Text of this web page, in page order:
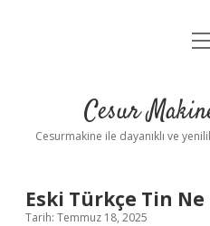
Yasal
Cesur
Cesurmakine ile dayanıklı ve
Eski Türkçe Tin
Tarih: Temmuz 18, 2025